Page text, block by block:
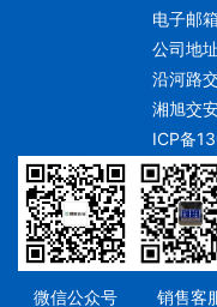
电子邮
公司地
沿河路
湘旭
ICP备
微信公众号 销售客